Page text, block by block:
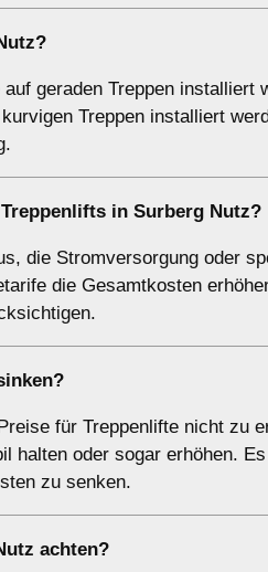
geraden Treppen installiert
Treppen installiert
in Surberg Nutz?
die Stromversorgung oder
die Gesamtkosten
für Treppenlifte nicht zu
halten oder sogar erhöhen.
zu senken.
achten?